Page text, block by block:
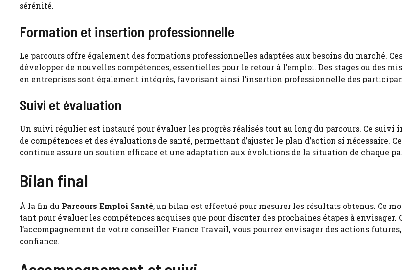
sérénité.
Formation et insertion professionnelle
Le parcours offre également des formations professionnelles adaptées aux besoins du marché.
développer de nouvelles compétences, essentielles pour le retour à l’emploi. Des stages ou des
en entreprises sont également intégrés, favorisant ainsi l’insertion professionnelle des
Suivi et évaluation
Un suivi régulier est instauré pour évaluer les progrès réalisés tout au long du parcours. Ce suivi
de compétences et des évaluations de santé, permettant d’ajuster le plan d’action si nécessaire.
continue assure un soutien efficace et une adaptation aux évolutions de la situation de chaque
Bilan final
À la fin du Parcours Emploi Santé, un bilan est effectué pour mesurer les résultats obtenus. Ce
tant pour évaluer les compétences acquises que pour discuter des prochaines étapes à envisager.
l’accompagnement de votre conseiller France Travail, vous pourrez envisager des actions
confiance.